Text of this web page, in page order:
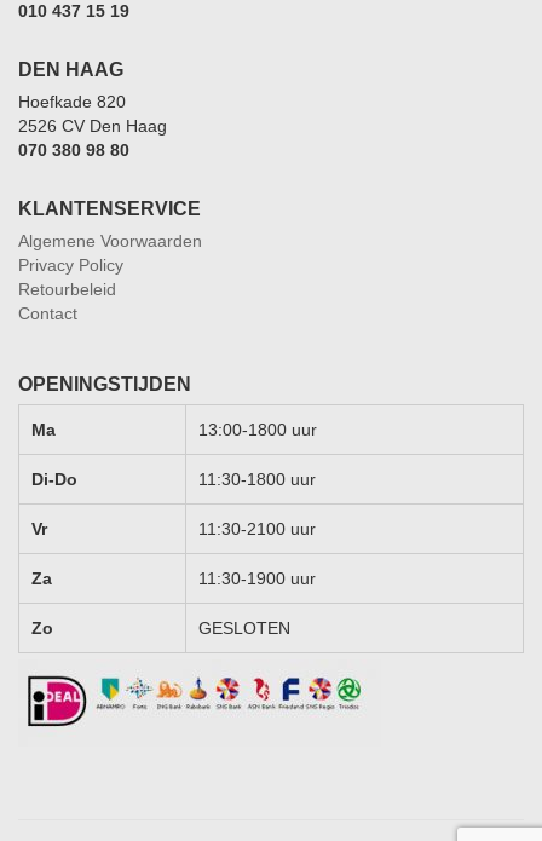
010 437 15 19
DEN HAAG
Hoefkade 820
2526 CV Den Haag
070 380 98 80
KLANTENSERVICE
Algemene Voorwaarden
Privacy Policy
Retourbeleid
Contact
OPENINGSTIJDEN
Ma 13:00-1800 uur
Di-Do 11:30-1800 uur
Vr 11:30-2100 uur
Za 11:30-1900 uur
Zo GESLOTEN